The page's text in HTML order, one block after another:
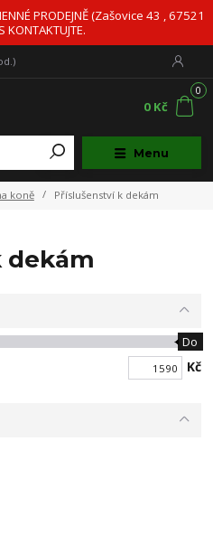
PRODEJNĚ (Zašovice 43 , 67521
KONTAKTUJTE.
Menu
0
0 Kč
koně Příslušenství k dekám
dekám
Do
Kč